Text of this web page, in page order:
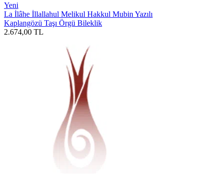
Yeni
La İlâhe İllallahul Melikul Hakkul Mubin Yazılı
Kaplangözü Taşı Örgü Bileklik
2.674,00 TL